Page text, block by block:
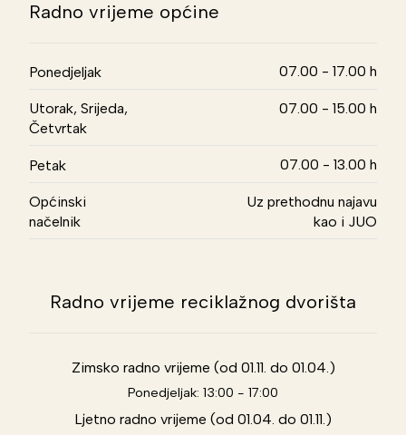
Radno vrijeme općine
Ponedjeljak 07.00 - 17.00 h
Utorak, Srijeda,
Četvrtak
07.00 - 15.00 h
Petak 07.00 - 13.00 h
Općinski
načelnik
Uz prethodnu najavu
kao i JUO
Radno vrijeme reciklažnog dvorišta
Zimsko radno vrijeme (od 01.11. do 01.04.)
Ponedjeljak: 13:00 - 17:00
Ljetno radno vrijeme (od 01.04. do 01.11.)